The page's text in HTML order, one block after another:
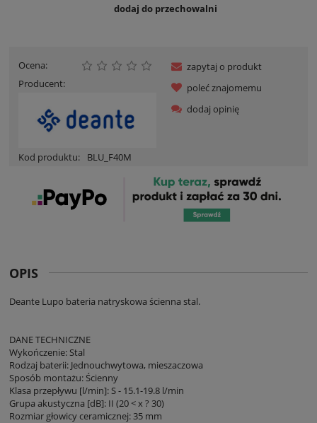
dodaj do przechowalni
Ocena:
Producent:
Kod produktu: BLU_F40M
zapytaj o produkt
poleć znajomemu
dodaj opinię
OPIS
Deante Lupo bateria natryskowa ścienna stal.
DANE TECHNICZNE
Wykończenie: Stal
Rodzaj baterii: Jednouchwytowa, mieszaczowa
Sposób montażu: Ścienny
Klasa przepływu [l/min]: S - 15.1-19.8 l/min
Grupa akustyczna [dB]: II (20 < x ? 30)
Rozmiar głowicy ceramicznej: 35 mm